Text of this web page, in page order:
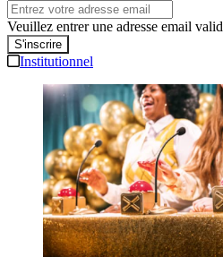
Veuillez entrer une adresse email
S'inscrire
Institutionnel